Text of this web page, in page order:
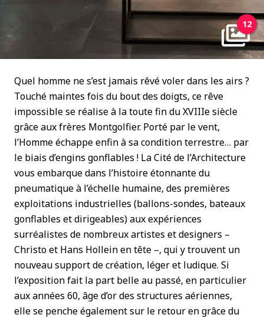
12
Quel homme ne s’est jamais rêvé voler dans les airs ?
Touché maintes fois du bout des doigts, ce rêve
impossible se réalise à la toute fin du XVIIIe siècle
grâce aux frères Montgolfier. Porté par le vent,
l’Homme échappe enfin à sa condition terrestre… par
le biais d’engins gonflables ! La Cité de l’Architecture
vous embarque dans l’histoire étonnante du
pneumatique à l’échelle humaine, des premières
exploitations industrielles (ballons-sondes, bateaux
gonflables et dirigeables) aux expériences
surréalistes de nombreux artistes et designers –
Christo et Hans Hollein en tête –, qui y trouvent un
nouveau support de création, léger et ludique. Si
l’exposition fait la part belle au passé, en particulier
aux années 60, âge d’or des structures aériennes,
elle se penche également sur le retour en grâce du